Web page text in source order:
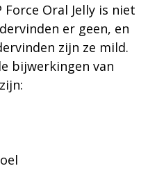
Oral Jelly is niet
er geen, en
zijn ze mild.
bijwerkingen van